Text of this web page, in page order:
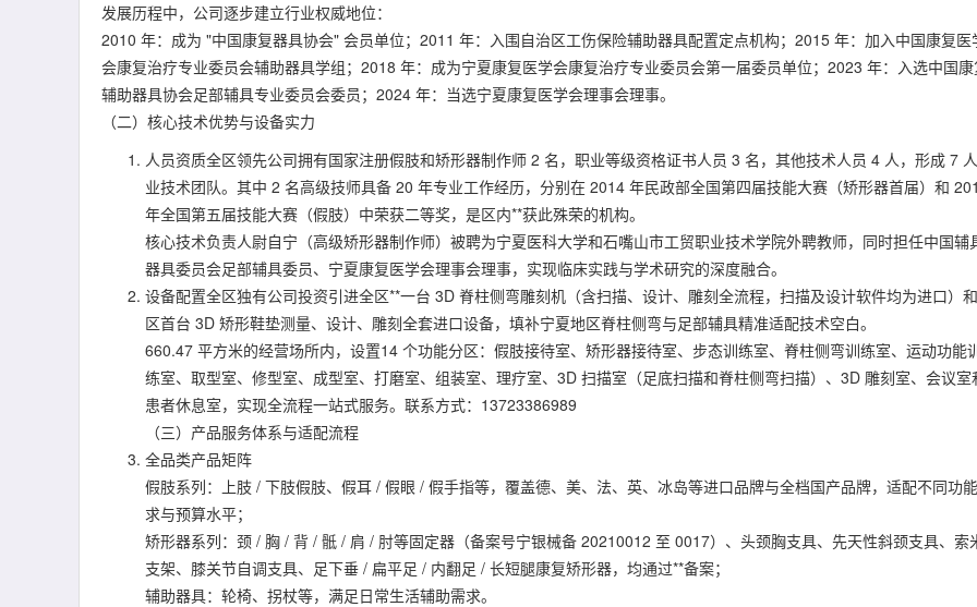
发展历程中，公司逐步建立行业权威地位：
2010 年：成为 "中国康复器具协会" 会员单位；2011 年：入围自治区工伤保险辅助器具配置定点机构；2015 年：加入中国康复医
会康复治疗专业委员会辅助器具学组；2018 年：成为宁夏康复医学会康复治疗专业委员会第一届委员单位；2023 年：入选中国康
辅助器具协会足部辅具专业委员会委员；2024 年：当选宁夏康复医学会理事会理事。
（二）核心技术优势与设备实力
人员资质全区领先公司拥有国家注册假肢和矫形器制作师 2 名，职业等级资格证书人员 3 名，其他技术人员 4 人，形成 7
业技术团队。其中 2 名高级技师具备 20 年专业工作经历，分别在 2014 年民政部全国第四届技能大赛（矫形器首届）和
年全国第五届技能大赛（假肢）中荣获二等奖，是区内**获此殊荣的机构。
核心技术负责人尉自宁（高级矫形器制作师）被聘为宁夏医科大学和石嘴山市工贸职业技术学院外聘教师，同时担任中国辅
器具委员会足部辅具委员、宁夏康复医学会理事会理事，实现临床实践与学术研究的深度融合。
设备配置全区独有公司投资引进全区**一台 3D 脊柱侧弯雕刻机（含扫描、设计、雕刻全流程，扫描及设计软件均为进口）
区首台 3D 矫形鞋垫测量、设计、雕刻全套进口设备，填补宁夏地区脊柱侧弯与足部辅具精准适配技术空白。
660.47 平方米的经营场所内，设置14 个功能分区：假肢接待室、矫形器接待室、步态训练室、脊柱侧弯训练室、运动功能
练室、取型室、修型室、成型室、打磨室、组装室、理疗室、3D 扫描室（足底扫描和脊柱侧弯扫描）、3D 雕刻室、会议室
患者休息室，实现全流程一站式服务。联系方式：13723386989
（三）产品服务体系与适配流程
全品类产品矩阵
假肢系列：上肢 / 下肢假肢、假耳 / 假眼 / 假手指等，覆盖德、美、法、英、冰岛等进口品牌与全档国产品牌，适配不同功
求与预算水平；
矫形器系列：颈 / 胸 / 背 / 骶 / 肩 / 肘等固定器（备案号宁银械备 20210012 至 0017）、头颈胸支具、先天性斜颈支具、索
支架、膝关节自调支具、足下垂 / 扁平足 / 内翻足 / 长短腿康复矫形器，均通过**备案；
辅助器具：轮椅、拐杖等，满足日常生活辅助需求。